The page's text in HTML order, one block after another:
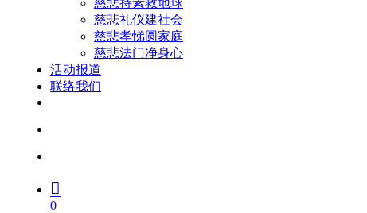
慈悲持素救地球
慈悲礼仪建社会
慈悲孝悌圆家庭
慈悲法门净身心
活动报道
联络我们
0